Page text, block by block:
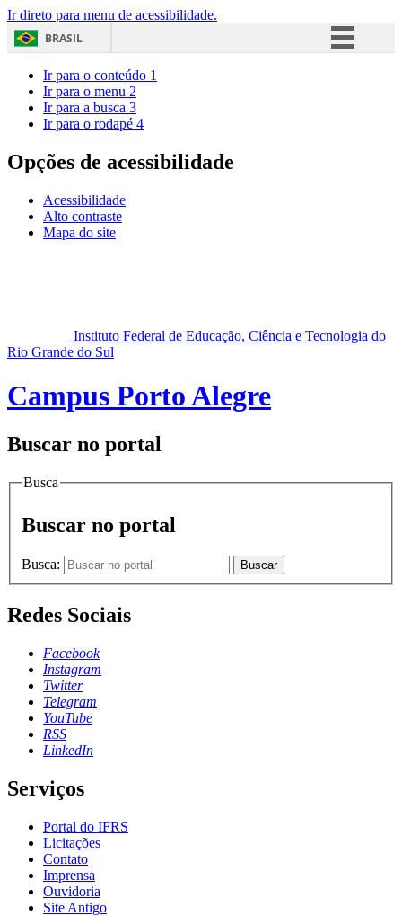
Ir direto para menu de acessibilidade.
BRASIL
Acesso à informação
Ir para o conteúdo 1
Ir para o menu 2
Ir para a busca 3
Ir para o rodapé 4
Opções de acessibilidade
Acessibilidade
Alto contraste
Mapa do site
Instituto Federal de Educação, Ciência e Tecnologia do
Rio Grande do Sul
Campus Porto Alegre
Buscar no portal
Busca
Buscar no portal
Busca: Buscar
Redes Sociais
Facebook
Instagram
Twitter
Telegram
YouTube
RSS
LinkedIn
Serviços
Portal do IFRS
Licitações
Contato
Imprensa
Ouvidoria
Site Antigo